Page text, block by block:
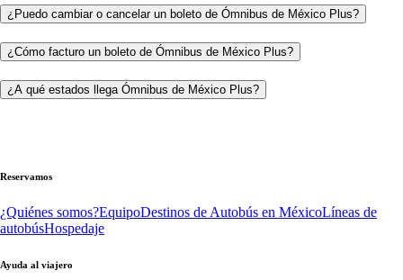
¿Puedo cambiar o cancelar un boleto de Ómnibus de México Plus?
¿Cómo facturo un boleto de Ómnibus de México Plus?
¿A qué estados llega Ómnibus de México Plus?
Reservamos
¿Quiénes somos?EquipoDestinos de Autobús en MéxicoLíneas de
autobúsHospedaje
Ayuda al viajero